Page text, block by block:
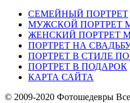
СЕМЕЙНЫЙ ПОРТРЕТ
МУЖСКОЙ ПОРТРЕТ
ЖЕНСКИЙ ПОРТРЕТ
ПОРТРЕТ НА
ПОРТРЕТ В СТИЛЕ
ПОРТРЕТ В ПОДАРОК
КАРТА САЙТА
© 2009-2020 Фотошедевры